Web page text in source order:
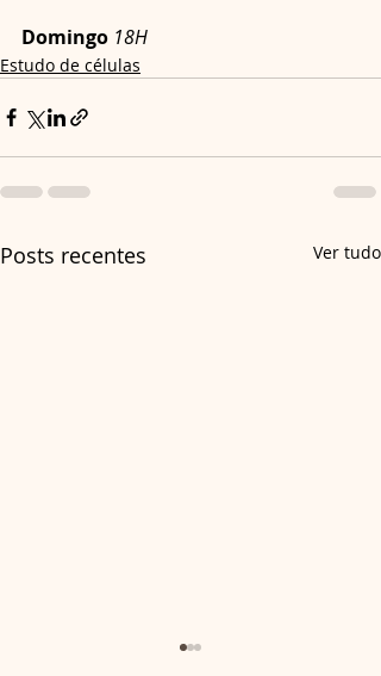
Domingo 18H
Estudo de células
Posts recentes Ver tudo